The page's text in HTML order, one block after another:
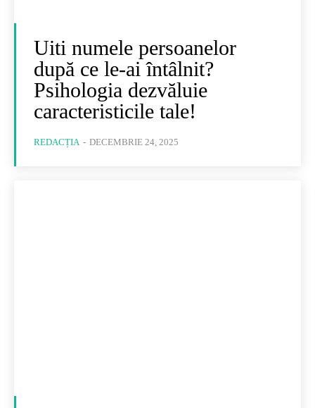
Uiti numele persoanelor
după ce le-ai întâlnit?
Psihologia dezvăluie
caracteristicile tale!
REDACȚIA - DECEMBRIE 24, 2025